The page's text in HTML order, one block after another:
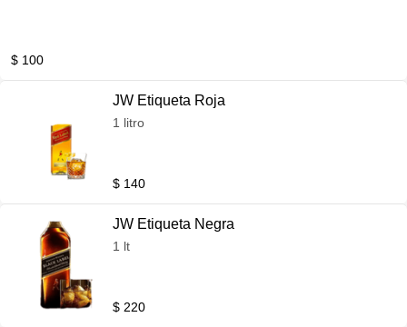
$ 100
JW Etiqueta Roja
1 litro
$ 140
JW Etiqueta Negra
1 lt
$ 220